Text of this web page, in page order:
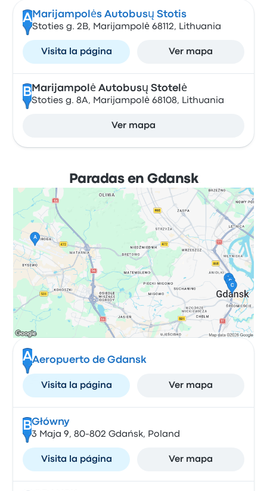
A Marijampolės Autobusų Stotis
Stoties g. 2B, Marijampolė 68112, Lithuania
Visita la página Ver mapa
B Marijampolė Autobusų Stotelė
Stoties g. 8A, Marijampolė 68108, Lithuania
Ver mapa
Paradas en Gdansk
AAeropuerto de Gdansk
Visita la página Ver mapa
BGłówny
3 Maja 9, 80-802 Gdańsk, Poland
Visita la página Ver mapa